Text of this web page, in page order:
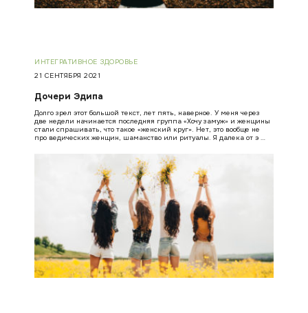
ИНТЕГРАТИВНОЕ ЗДОРОВЬЕ
21 СЕНТЯБРЯ 2021
Дочери Эдипа
Долго зрел этот большой текст, лет пять, наверное. У меня через
две недели начинается последняя группа «Хочу замуж» и женщины
стали спрашивать, что такое «женский круг». Нет, это вообще не
про ведических женщин, шаманство или ритуалы. Я далека от э …